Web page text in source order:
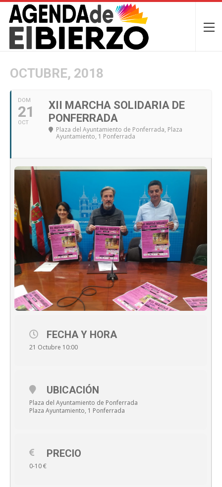
OCTUBRE, 2018
DOM
21
OCT
XII MARCHA SOLIDARIA DE
PONFERRADA
Plaza del Ayuntamiento de Ponferrada, Plaza
Ayuntamiento, 1 Ponferrada
FECHA Y HORA
21 Octubre 10:00
UBICACIÓN
Plaza del Ayuntamiento de Ponferrada
Plaza Ayuntamiento, 1 Ponferrada
PRECIO
0-10 €